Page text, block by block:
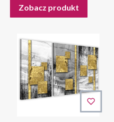
Zobacz produkt